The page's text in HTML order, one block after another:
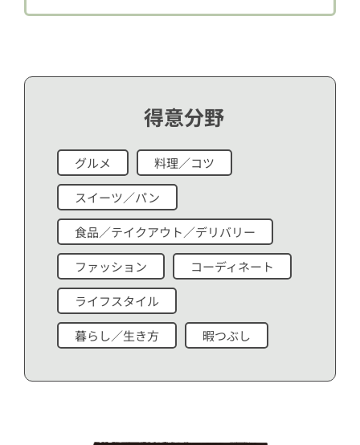
得意分野
グルメ 料理／コツ
スイーツ／パン
食品／テイクアウト／デリバリー
ファッション コーディネート
ライフスタイル
暮らし／生き方 暇つぶし